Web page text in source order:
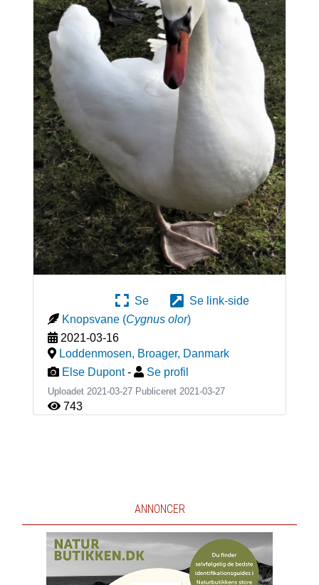
Se
Se link-side
Knopsvane (Cygnus olor)
2021-03-16
Loddenmosen, Broager, Danmark
Else Dupont - Se profil
Uploadet 2021-03-27 Publiceret 2021-03-27
743
ANNONCER